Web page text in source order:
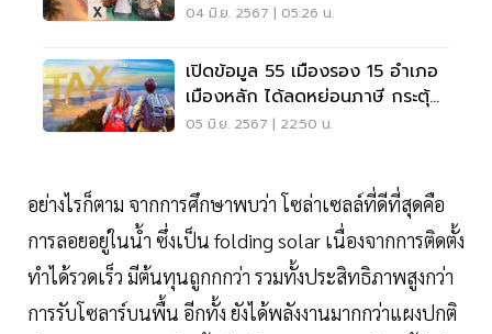
04 มิ.ย. 2567 | 05:26 น.
เปิดข้อมูล 55 เมืองรอง 15 อำเภอ
เมืองหลัก ได้ลดหย่อนภาษี กระตุ้น
ท่องเที่ยว
05 มิ.ย. 2567 | 22:50 น.
อย่างไรก็ตาม จากการศึกษาพบว่า โซล่าเซลล์ที่ดีที่สุดคือ
การลอยอยู่ในน้ำ ซึ่งเป็น folding solar เนื่องจากการติดตั้ง
ทำได้รวดเร็ว มีต้นทุนถูกกกว่า รวมทั้งประสิทธิภาพสูงกว่า
การรับโซลาร์บนพื้น อีกทั้ง ยังได้พลังงานมากกว่าแผงปกติ